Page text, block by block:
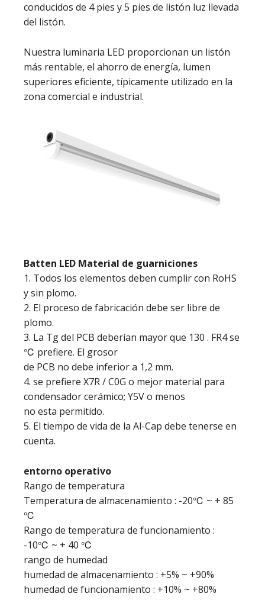
conducidos de 4 pies y 5 pies de listón luz llevada
del listón.
Nuestra luminaria LED proporcionan un listón
más rentable, el ahorro de energía, lumen
superiores eficiente, típicamente utilizado en la
zona comercial e industrial.
Batten LED Material de guarniciones
1. Todos los elementos deben cumplir con RoHS
y sin plomo.
2. El proceso de fabricación debe ser libre de
plomo.
3. La Tg del PCB deberían mayor que 130 . FR4 se
℃ prefiere. El grosor
de PCB no debe inferior a 1,2 mm.
4. se prefiere X7R / C0G o mejor material para
condensador cerámico; Y5V o menos
no esta permitido.
5. El tiempo de vida de la Al-Cap debe tenerse en
cuenta.
entorno operativo
Rango de temperatura
Temperatura de almacenamiento : -20℃ ~ + 85
℃
Rango de temperatura de funcionamiento :
-10℃ ~ + 40 ℃
rango de humedad
humedad de almacenamiento : +5% ~ +90%
humedad de funcionamiento : +10% ~ +80%